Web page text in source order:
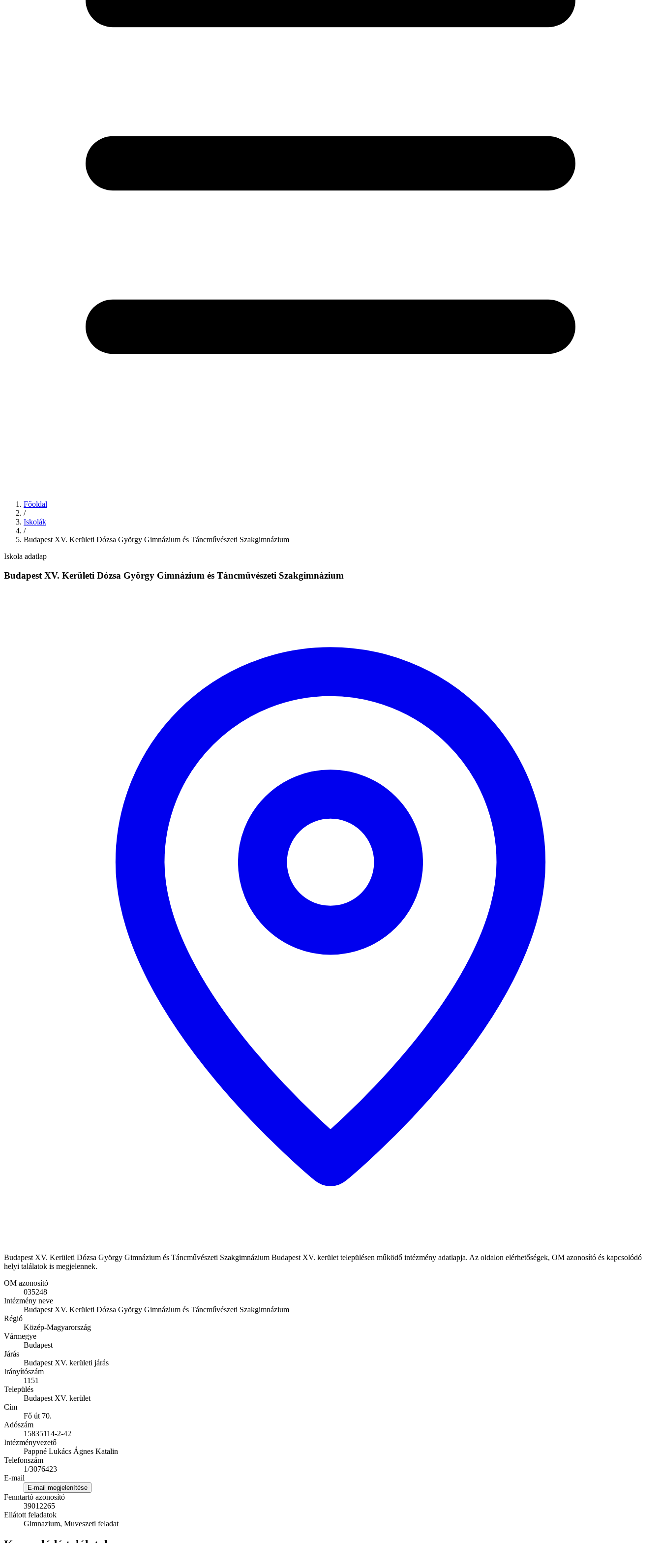
Főoldal
/
Iskolák
/
Budapest XV. Kerületi Dózsa György Gimnázium és Táncművészeti Szakgimnázium
Iskola adatlap
Budapest XV. Kerületi Dózsa György Gimnázium és Táncművészeti Szakgimnázium
Budapest XV. Kerületi Dózsa György Gimnázium és Táncművészeti Szakgimnázium Budapest XV. kerület településen működő intézmény adatlapja. Az oldalon elérhetőségek, OM azonosító és kapcsolódó
helyi találatok is megjelennek.
OM azonosító
035248
Intézmény neve
Budapest XV. Kerületi Dózsa György Gimnázium és Táncművészeti Szakgimnázium
Régió
Közép-Magyarország
Vármegye
Budapest
Járás
Budapest XV. kerületi járás
Irányítószám
1151
Település
Budapest XV. kerület
Cím
Fő út 70.
Adószám
15835114-2-42
Intézményvezető
Pappné Lukács Ágnes Katalin
Telefonszám
1/3076423
E-mail
E-mail megjelenítése
Fenntartó azonosító
39012265
Ellátott feladatok
Gimnazium, Muveszeti feladat